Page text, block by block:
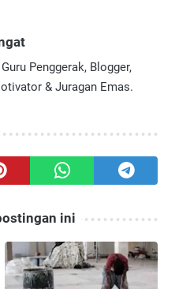
Penggerak, Blogger,
& Juragan Emas.
ini